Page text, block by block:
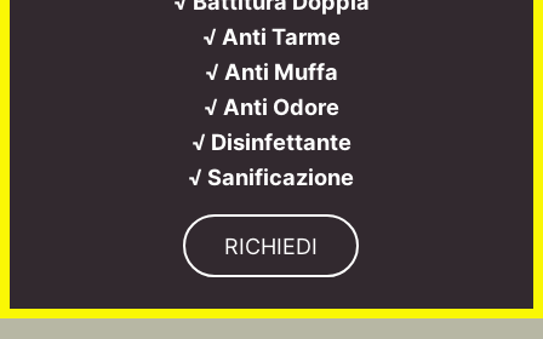
√ Anti Tarme
√ Anti Muffa
√ Anti Odore
√ Disinfettante
√ Sanificazione
RICHIEDI